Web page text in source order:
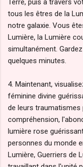
Terre, puis à travers
tous les êtres de la
notre galaxie. Vous
Lumière, la Lumière
simultanément.
quelques minutes.
4. Maintenant,
féminine divine
de leurs traumatismes
compréhension,
lumière rose
personnes du monde
Lumière, Guerriers de